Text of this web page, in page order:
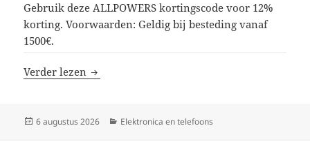
Gebruik deze ALLPOWERS kortingscode voor 12%
korting. Voorwaarden: Geldig bij besteding vanaf
1500€.
Verder lezen ALLPOWERS kortingscodes
Geplaatst
6 augustus 2026 Categorieën
Elektronica en telefoons